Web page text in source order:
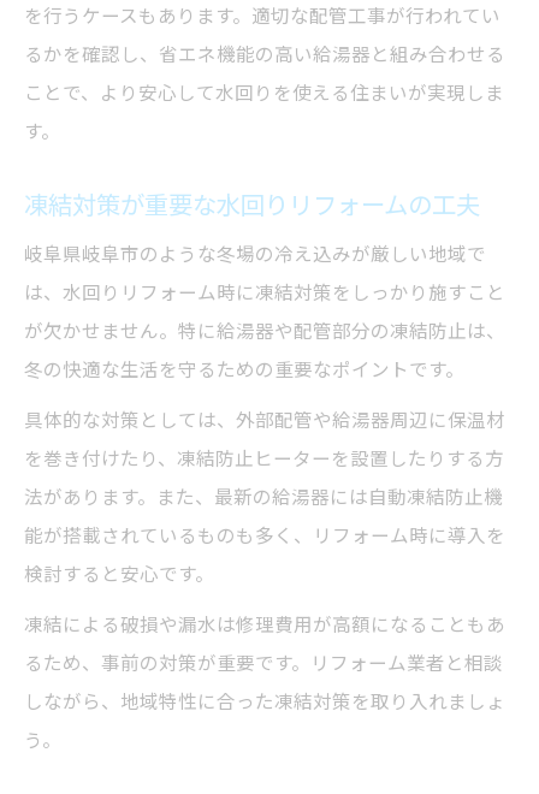
を行うケースもあります。適切な配管工事が行われてい
るかを確認し、省エネ機能の高い給湯器と組み合わせる
ことで、より安心して水回りを使える住まいが実現しま
す。
凍結対策が重要な水回りリフォームの工夫
岐阜県岐阜市のような冬場の冷え込みが厳しい地域で
は、水回りリフォーム時に凍結対策をしっかり施すこと
が欠かせません。特に給湯器や配管部分の凍結防止は、
冬の快適な生活を守るための重要なポイントです。
具体的な対策としては、外部配管や給湯器周辺に保温材
を巻き付けたり、凍結防止ヒーターを設置したりする方
法があります。また、最新の給湯器には自動凍結防止機
能が搭載されているものも多く、リフォーム時に導入を
検討すると安心です。
凍結による破損や漏水は修理費用が高額になることもあ
るため、事前の対策が重要です。リフォーム業者と相談
しながら、地域特性に合った凍結対策を取り入れましょ
う。